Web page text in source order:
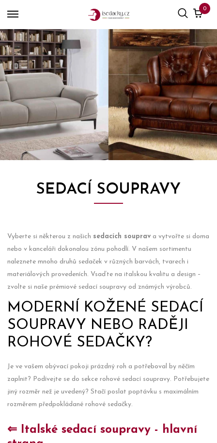
0
SEDACÍ SOUPRAVY
Vyberte si některou z našich sedacích souprav a vytvořte si doma
nebo v kanceláři dokonalou zónu pohodlí. V našem sortimentu
naleznete mnoho druhů sedaček v různých barvách, tvarech i
materiálových provedeních. Vsaďte na italskou kvalitu a design –
zvolte si naše prémiové sedací soupravy od známých výrobců.
MODERNÍ KOŽENÉ SEDACÍ
SOUPRAVY NEBO RADĚJI
ROHOVÉ SEDAČKY?
Je ve vašem obývací pokoji prázdný roh a potřeboval by něčím
zaplnit? Podívejte se do sekce rohové sedací soupravy. Potřebujete
jiný rozměr než je uvedený? Stačí poslat poptávku s maximálním
rozměrem předpokládané rohové sedačky.
⇐ Italské sedací soupravy - hlavní